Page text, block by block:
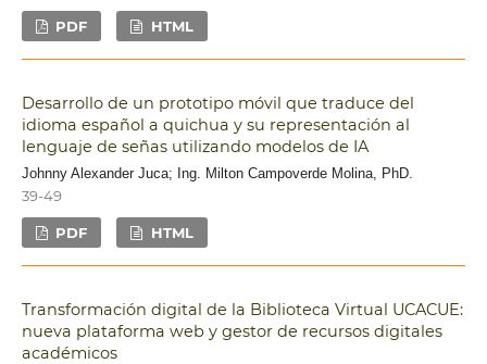
PDF HTML
Desarrollo de un prototipo móvil que traduce del
idioma español a quichua y su representación al
lenguaje de señas utilizando modelos de IA
Johnny Alexander Juca; Ing. Milton Campoverde Molina, PhD.
39-49
PDF HTML
Transformación digital de la Biblioteca Virtual UCACUE:
nueva plataforma web y gestor de recursos digitales
académicos